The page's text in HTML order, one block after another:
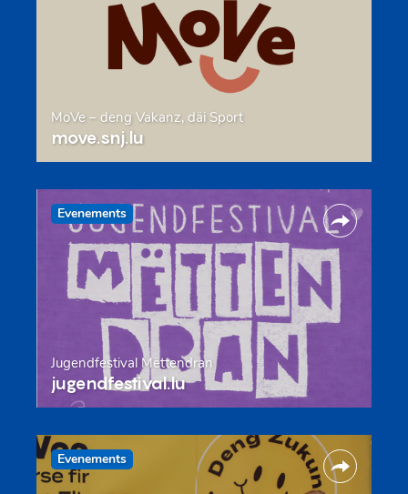
MoVe – deng Vakanz, däi Sport
move.snj.lu
Evenements
Jugendfestival Mëttendran
jugendfestival.lu
Evenements